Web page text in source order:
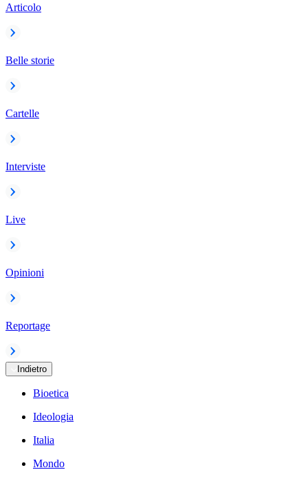
Articolo
Belle storie
Cartelle
Interviste
Live
Opinioni
Reportage
Indietro
Bioetica
Ideologia
Italia
Mondo